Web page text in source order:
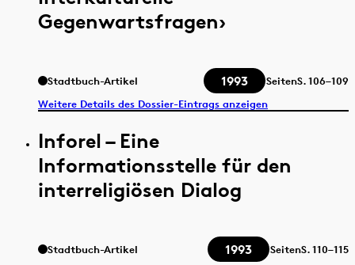
Gegenwartsfragen›
Stadtbuch-Artikel 1993 SeitenS.106–109
Weitere Details des Dossier-Eintrags anzeigen
Inforel – Eine
Informationsstelle für den
interreligiösen Dialog
Stadtbuch-Artikel 1993 SeitenS.110–115